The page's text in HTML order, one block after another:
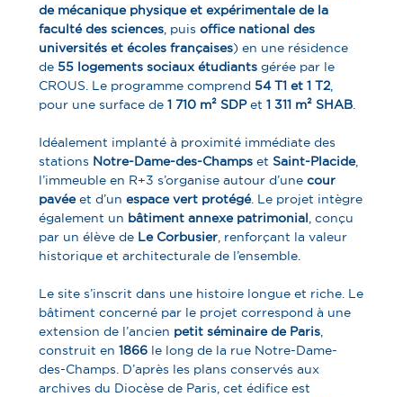
de mécanique physique et expérimentale de la
faculté des sciences , puisoffice national des
universités et écoles françaises) en une résidence
de55 logements sociaux étudiants gérée par le
CROUS. Le programme comprend54 T1 et 1 T2
pour une surface de1 710 m² SDPet1 311 m² SHAB
Idéalement implanté à proximité immédiate des
stations Notre-Dame-des-Champs etSaint-Placide,
l’immeuble en R+3 s’organise autour d’unecour
pavéeet d’unespace vert protégé. Le projet intègre
également un bâtiment annexe patrimonial , conçu
par un élève de Le Corbusier , renforçant la valeur
historique et architecturale de l’ensemble.
Le site s’inscrit dans une histoire longue et riche. Le
bâtiment concerné par le projet correspond à une
extension de l’ancien petit séminaire de Paris
construit en1866 le long de la rue Notre-Dame-
des-Champs. D’après les plans conservés aux
archives du Diocèse de Paris, cet édifice est